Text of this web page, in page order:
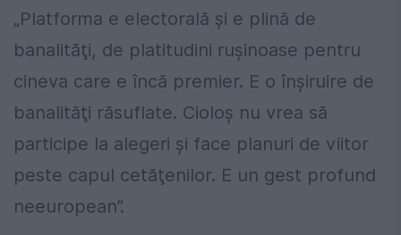
„Platforma e electorală şi e plină de
banalităţi, de platitudini ruşinoase pentru
cineva care e încă premier. E o înşiruire de
banalităţi răsuflate. Cioloş nu vrea să
participe la alegeri şi face planuri de viitor
peste capul cetăţenilor. E un gest profund
neeuropean”.